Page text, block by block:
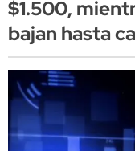
$1.500,
bajan hasta